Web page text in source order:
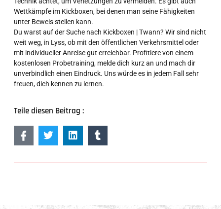
Wettkämpfe im Kickboxen, bei denen man seine Fähigkeiten
unter Beweis stellen kann.
Du warst auf der Suche nach Kickboxen | Twann? Wir sind nicht
weit weg, in Lyss, ob mit den öffentlichen Verkehrsmittel oder
mit individueller Anreise gut erreichbar. Profitiere von einem
kostenlosen Probetraining, melde dich kurz an und mach dir
unverbindlich einen Eindruck. Uns würde es in jedem Fall sehr
freuen, dich kennen zu lernen.
Teile diesen Beitrag :